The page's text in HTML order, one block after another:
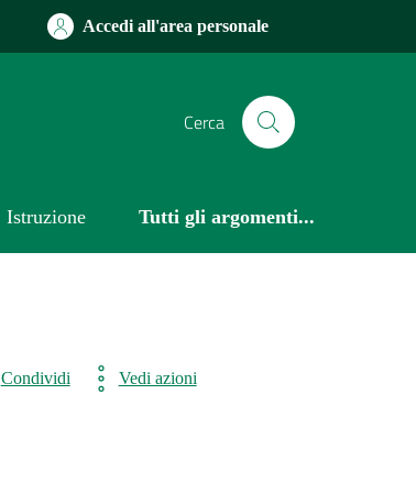
Accedi all'area personale
Cerca
Istruzione Tutti gli argomenti...
Condividi Vedi azioni